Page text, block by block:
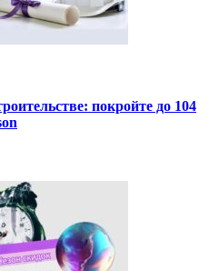
покройте до 104